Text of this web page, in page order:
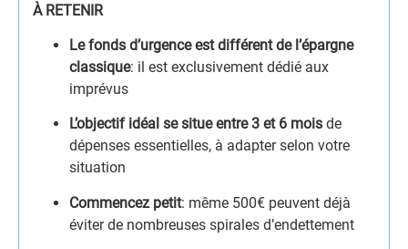
À RETENIR
Le fonds d’urgence est différent de l’épargne
classique: il est exclusivement dédié aux
imprévus
L’objectif idéal se situe entre 3 et 6 mois de
dépenses essentielles, à adapter selon votre
situation
Commencez petit: même 500€ peuvent déjà
éviter de nombreuses spirales d’endettement